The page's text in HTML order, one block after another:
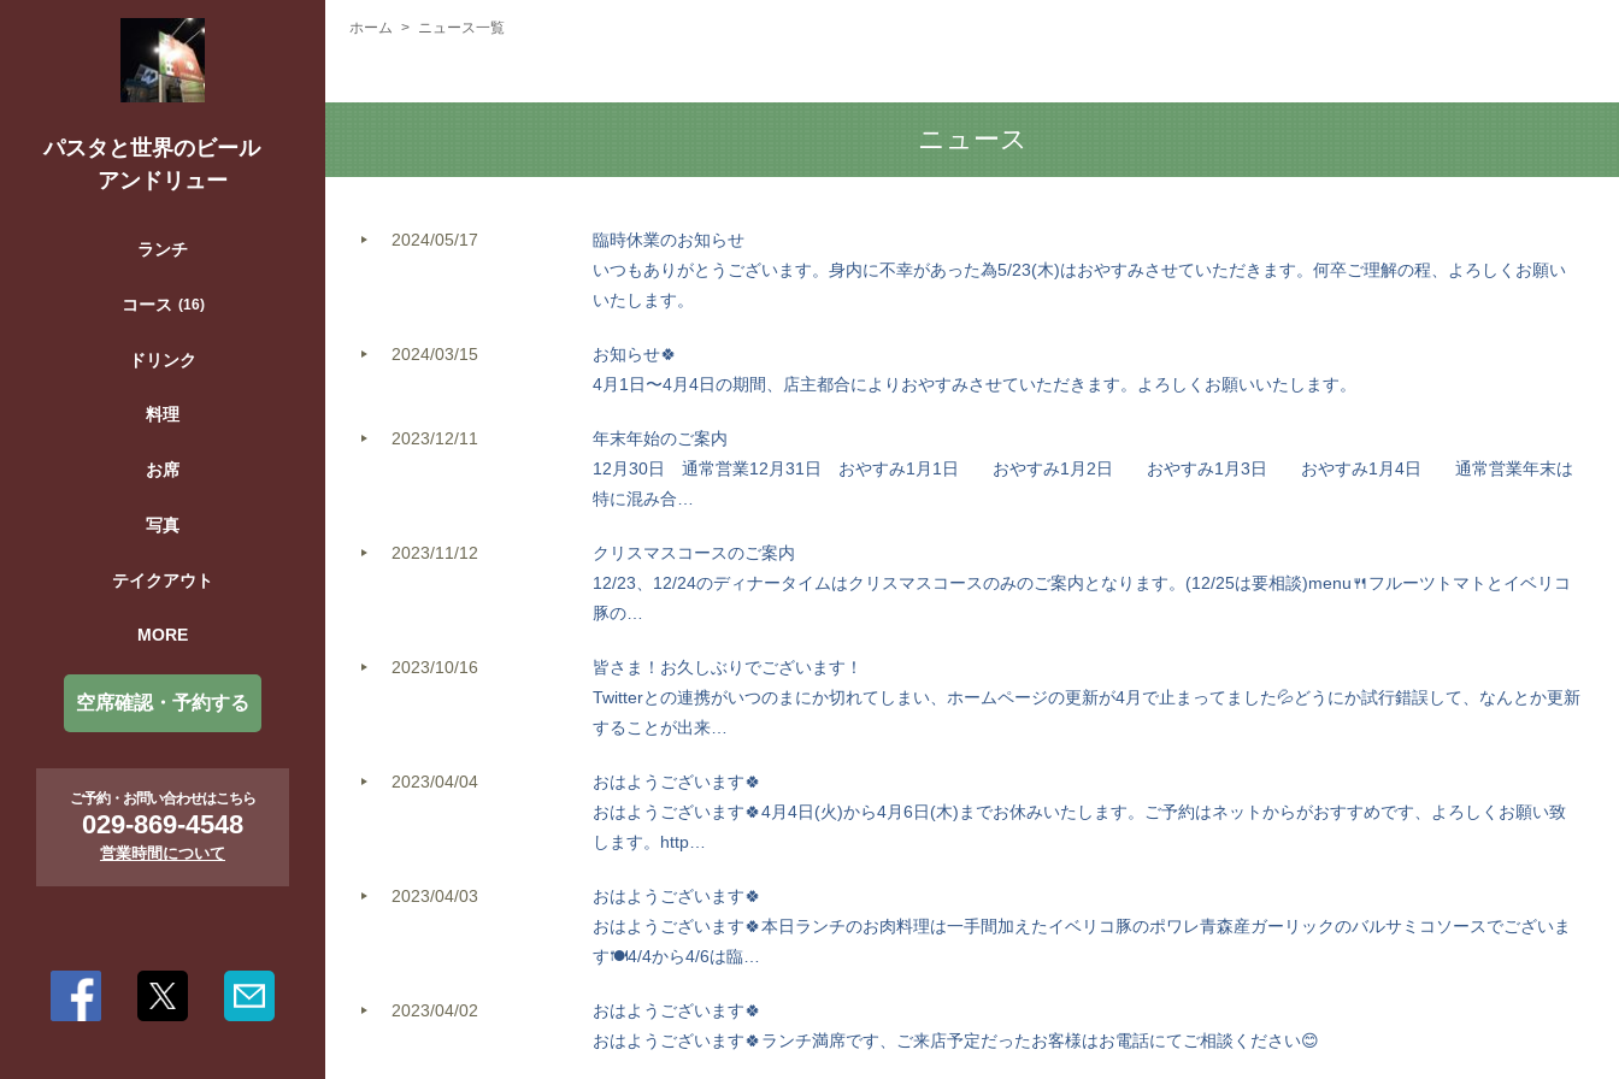
パスタと世界のビール
アンドリュー
ランチ
コース (16)
ドリンク
料理
お席
写真
テイクアウト
MORE
空席確認・予約する
ご予約・お問い合わせはこちら
029-869-4548
営業時間について
ホーム ニュース一覧
ニュース
2024/05/17
臨時休業のお知らせ
いつもありがとうございます。身内に不幸があった為5/23(木)はおやすみさせていただきます。何卒ご理解の程、よろしくお願い
いたします。
2024/03/15
お知らせ🍀
4月1日〜4月4日の期間、店主都合によりおやすみさせていただきます。よろしくお願いいたします。
2023/12/11
年末年始のご案内
12月30日 通常営業12月31日 おやすみ1月1日 おやすみ1月2日 おやすみ1月3日 おやすみ1月4日 通常営業年末は
特に混み合…
2023/11/12
クリスマスコースのご案内
12/23、12/24のディナータイムはクリスマスコースのみのご案内となります。(12/25は要相談)menu🍴フルーツトマトとイベリコ
豚の…
2023/10/16
皆さま！お久しぶりでございます！
Twitterとの連携がいつのまにか切れてしまい、ホームページの更新が4月で止まってました💦どうにか試行錯誤して、なんとか更新
することが出来…
2023/04/04
おはようございます🍀
おはようございます🍀4月4日(火)から4月6日(木)までお休みいたします。ご予約はネットからがおすすめです、よろしくお願い致
します。http…
2023/04/03
おはようございます🍀
おはようございます🍀本日ランチのお肉料理は一手間加えたイベリコ豚のポワレ青森産ガーリックのバルサミコソースでございま
す🍽4/4から4/6は臨…
2023/04/02
おはようございます🍀
おはようございます🍀ランチ満席です、ご来店予定だったお客様はお電話にてご相談ください😊